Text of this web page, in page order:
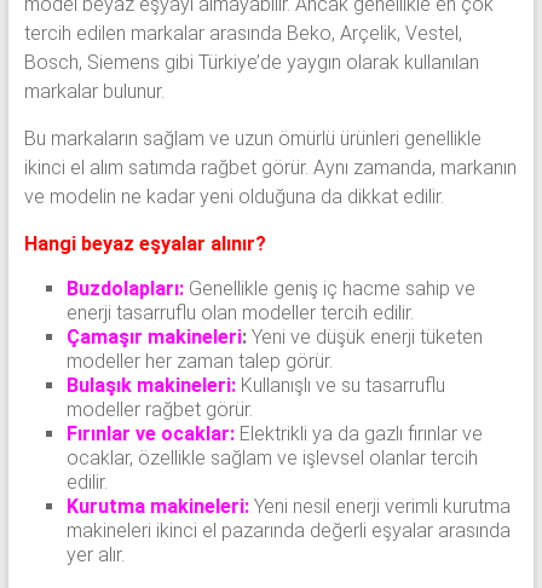
tercih edilen markalar arasında Beko, Arçelik, Vestel,
Bosch, Siemens gibi Türkiye’de yaygın olarak kullanılan
markalar bulunur.
Bu markaların sağlam ve uzun ömürlü ürünleri genellikle
ikinci el alım satımda rağbet görür. Aynı zamanda, markanın
ve modelin ne kadar yeni olduğuna da dikkat edilir.
Hangi beyaz eşyalar alınır?
Buzdolapları:Genellikle geniş iç hacme sahip ve
enerji tasarruflu olan modeller tercih edilir.
Çamaşır makineleri:Yeni ve düşük enerji tüketen
modeller her zaman talep görür.
Bulaşık makineleri:Kullanışlı ve su tasarruflu
modeller rağbet görür.
Fırınlar ve ocaklar:Elektrikli ya da gazlı fırınlar ve
ocaklar, özellikle sağlam ve işlevsel olanlar tercih
edilir.
Kurutma makineleri:Yeni nesil enerji verimli kurutma
makineleri ikinci el pazarında değerli eşyalar arasında
yer alır.